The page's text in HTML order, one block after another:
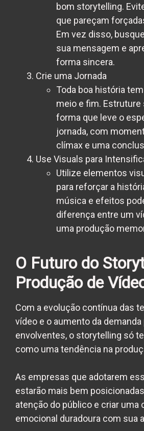
bom storytelling.
que pareçam
Em vez disso,
sua mensagem e
forma sincera.
Crie uma Jornada
Toda boa história
meio e fim. Estruture
forma que leve o
jornada, com
clímax e uma
Use Visuals para
Utilize elementos
para reforçar a
música e efeitos
diferença entre um
uma produção
O Futuro do
Produção de
Com a evolução contínua das
vídeo e o aumento da
envolventes, o storytelling só
como uma tendência na
As empresas que adotarem
estarão mais bem
atenção do público e criar uma
emocional duradoura com sua